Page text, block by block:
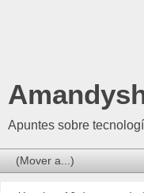
Apuntes sobre